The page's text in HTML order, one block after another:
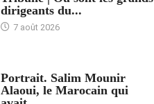
dirigeants du...
7 août 2026
Portrait. Salim Mounir
Alaoui, le Marocain qui